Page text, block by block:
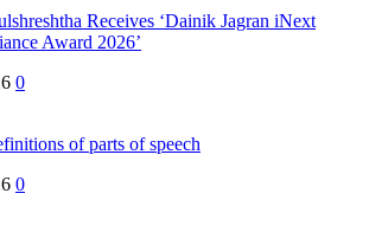
Receives ‘Dainik Jagran iNext
Award 2026’
0
of parts of speech
0